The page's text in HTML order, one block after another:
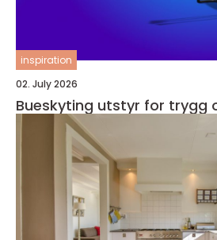
inspiration
02. July 2026
Bueskyting utstyr for trygg